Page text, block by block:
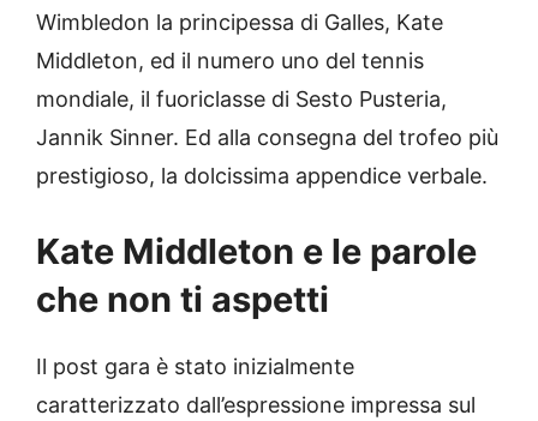
Wimbledon la principessa di Galles, Kate
Middleton, ed il numero uno del tennis
mondiale, il fuoriclasse di Sesto Pusteria,
Jannik Sinner. Ed alla consegna del trofeo più
prestigioso, la dolcissima appendice verbale.
Kate Middleton e le parole
che non ti aspetti
Il post gara è stato inizialmente
caratterizzato dall’espressione impressa sul